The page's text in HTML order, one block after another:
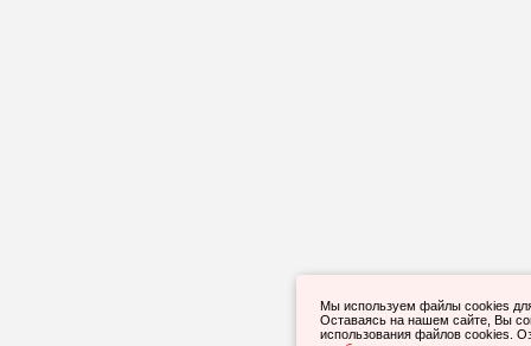
Мы используем файлы cookies
Оставаясь на нашем сайте, Вы
использования файлов cookies.